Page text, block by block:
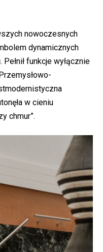
nowoczesnych
dynamicznych
funkcje wyłącznie
w cieniu
chmur”.